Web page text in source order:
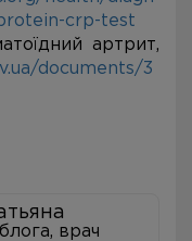
crp-test
артрит,
documents/3
врач